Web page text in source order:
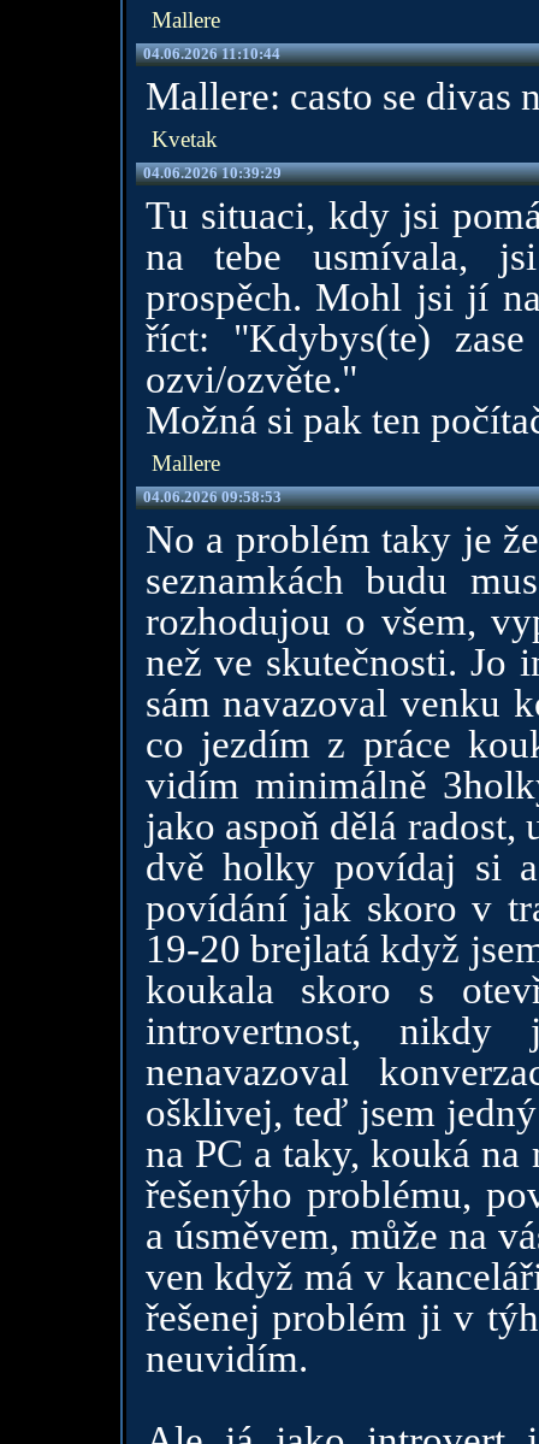
Mallere
04.06.2026 11:10:44
Mallere: casto se divas
Kvetak
04.06.2026 10:39:29
Tu situaci, kdy jsi
na tebe usmívala,
prospěch. Mohl jsi jí
říct: "Kdybys(te)
ozvi/ozvěte."
Možná si pak ten
Mallere
04.06.2026 09:58:53
No a problém taky je
seznamkách budu
rozhodujou o všem,
než ve skutečnosti. Jo
sám navazoval venku
co jezdím z práce
vidím minimálně
jako aspoň dělá radost,
dvě holky povídaj si
povídání jak skoro v
19-20 brejlatá když
koukala skoro s
introvertnost, nikdy
nenavazoval
ošklivej, teď jsem
na PC a taky, kouká
řešenýho problému,
a úsměvem, může na
ven když má v
řešenej problém ji v
neuvidím.